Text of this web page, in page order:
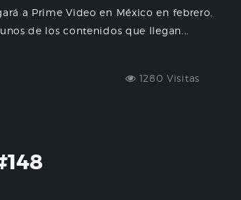
a Prime Video en México en febrero.
de los contenidos que llegan...
1280 Visitas